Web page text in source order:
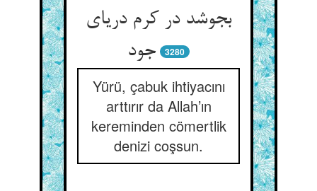
بجوشد در کرم دریای
جود
3280
Yürü, çabuk ihtiyacını
arttırır da Allah’ın
kereminden cömertlik
denizi coşsun.